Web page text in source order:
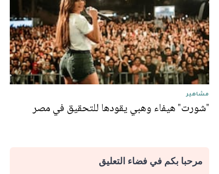
مشاهير
"شورت" هيفاء وهبي يقودها للتحقيق في مصر
مرحبا بكم في فضاء التعليق